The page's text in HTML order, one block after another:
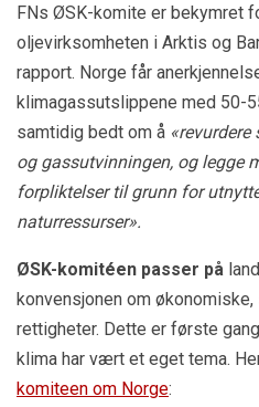
FNs ØSK-komite er bekymret
oljevirksomheten i Arktis og
rapport. Norge får
klimagassutslippene med 50-
samtidig bedt om å
og gassutvinningen, og legge
forpliktelser til grunn for
naturressurser».
ØSK-komitéen passer på
konvensjonen om
rettigheter. Dette er første
klima har vært et eget tema.
komiteen om Norge: